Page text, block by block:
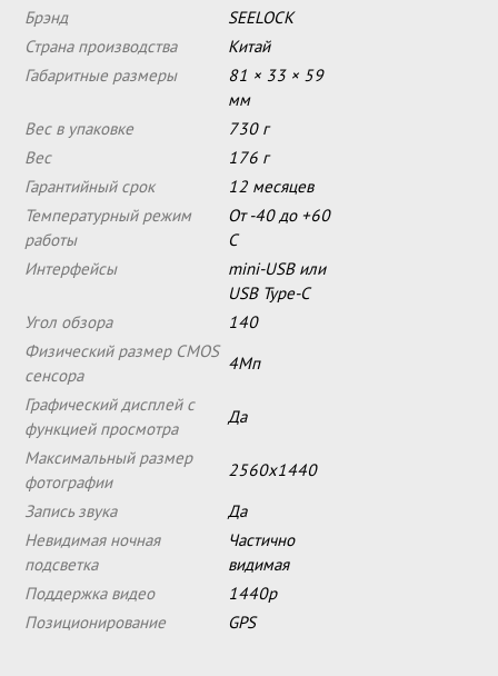
Брэнд
SEELOCK
Страна производства
Китай
Габаритные размеры
81 × 33 × 59
мм
Вес в упаковке
730 г
Вес
176 г
Гарантийный срок
12 месяцев
Температурный режим
работы
От -40 до +60
С
Интерфейсы
mini-USB или
USB Type-C
Угол обзора
140
Физический размер CMOS
сенсора
4Мп
Графический дисплей с
функцией просмотра
Да
Максимальный размер
фотографии
2560x1440
Запись звука
Да
Невидимая ночная
подсветка
Частично
видимая
Поддержка видео
1440p
Позиционирование
GPS